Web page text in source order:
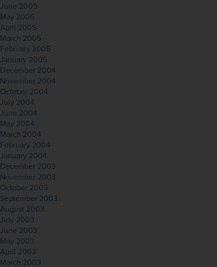
June 2005
May 2005
April 2005
March 2005
February 2005
January 2005
December 2004
November 2004
October 2004
July 2004
June 2004
May 2004
March 2004
February 2004
January 2004
December 2003
November 2003
October 2003
September 2003
August 2003
July 2003
June 2003
May 2003
April 2003
March 2003